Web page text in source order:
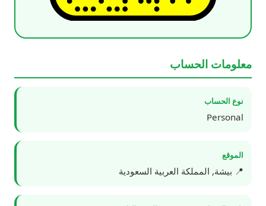
معلومات الحساب
نوع الحساب
Personal
الموقع
📍 بيشة, المملكة العربية السعودية